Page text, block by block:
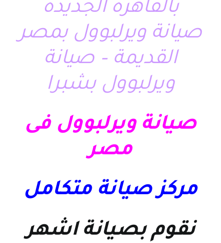
بالقاهرة الجديدة
صيانة ويرلبوول بمصر
القديمة – صيانة
ويرلبوول بشبرا
صيانة ويرلبوول فى
مصر
مركز صيانة متكامل
نقوم بصيانة اشهر